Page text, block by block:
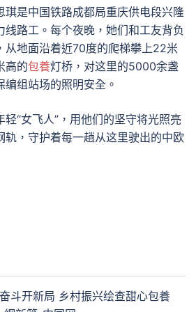
琪是中国铁路成都局重庆供电段兴隆
线路工。每个夜晚，她们和工友背负
从地面沿着近70度的爬梯攀上22米
高的包養灯桥，对这里的5000余盏
组站场的照明安全。
“女飞人”，用他们的坚守将光照亮
轨，守护着每一趟从这里驶出的中欧
斗开新局 乡村振兴绘查甜心包養